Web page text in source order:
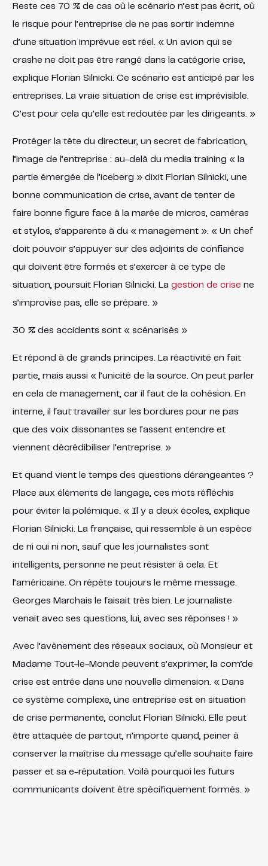
Reste ces 70 % de cas où le scénario n’est pas écrit, où
le risque pour l’entreprise de ne pas sortir indemne
d’une situation imprévue est réel. « Un avion qui se
crashe ne doit pas être rangé dans la catégorie crise,
explique Florian Silnicki. Ce scénario est anticipé par les
entreprises. La vraie situation de crise est imprévisible.
C’est pour cela qu’elle est redoutée par les dirigeants. »
Protéger la tête du directeur, un secret de fabrication,
l’image de l’entreprise : au-delà du media training « la
partie émergée de l’iceberg » dixit Florian Silnicki, une
bonne communication de crise, avant de tenter de
faire bonne figure face à la marée de micros, caméras
et stylos, s’apparente à du « management ». « Un chef
doit pouvoir s’appuyer sur des adjoints de confiance
qui doivent être formés et s’exercer à ce type de
situation, poursuit Florian Silnicki. La gestion de crise ne
s’improvise pas, elle se prépare. »
30 % des accidents sont « scénarisés »
Et répond à de grands principes. La réactivité en fait
partie, mais aussi « l’unicité de la source. On peut parler
en cela de management, car il faut de la cohésion. En
interne, il faut travailler sur les bordures pour ne pas
que des voix dissonantes se fassent entendre et
viennent décrédibiliser l’entreprise. »
Et quand vient le temps des questions dérangeantes ?
Place aux éléments de langage, ces mots réfléchis
pour éviter la polémique. « Il y a deux écoles, explique
Florian Silnicki. La française, qui ressemble à un espèce
de ni oui ni non, sauf que les journalistes sont
intelligents, personne ne peut résister à cela. Et
l’américaine. On répète toujours le même message.
Georges Marchais le faisait très bien. Le journaliste
venait avec ses questions, lui, avec ses réponses ! »
Avec l’avènement des réseaux sociaux, où Monsieur et
Madame Tout-le-Monde peuvent s’exprimer, la com’de
crise est entrée dans une nouvelle dimension. « Dans
ce système complexe, une entreprise est en situation
de crise permanente, conclut Florian Silnicki. Elle peut
être attaquée de partout, n’importe quand, peiner à
conserver la maîtrise du message qu’elle souhaite faire
passer et sa e-réputation. Voilà pourquoi les futurs
communicants doivent être spécifiquement formés. »